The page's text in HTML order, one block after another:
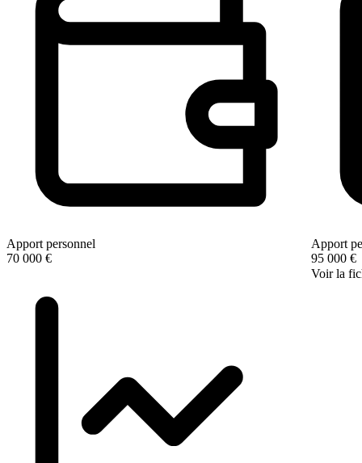
Apport personnel
70 000 €
Apport
95 000 €
Voir la